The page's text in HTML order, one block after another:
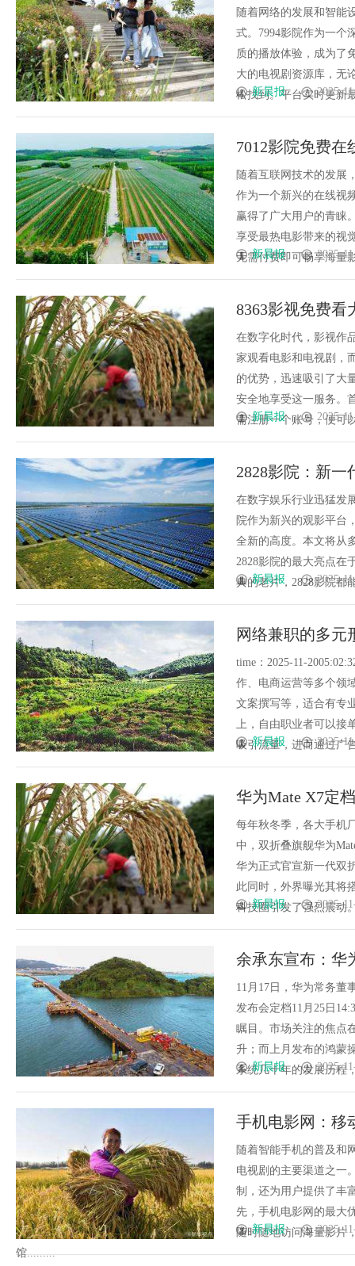
随着网络的发展和智能
式。7994影院作为一个
质的播放体验，成为了
大的电视剧资源库，无
松找到。平台实时更新
新晨报 2025-
7012影院免费
随着互联网技术的发展
作为一个新兴的在线视
赢得了广大用户的青睐
享受最热电影带来的视
无需付费即可畅享海量
新晨报 2025-
8363影视免费看
在数字化时代，影视作
家观看电影和电视剧，
的优势，迅速吸引了大
安全地享受这一服务。
需注册一个账号，便可
新晨报 2025-
2828影院：新一
在数字娱乐行业迅猛发
院作为新兴的观影平台
全新的高度。本文将从
2828影院的最大亮点在
典的老片，2828影院都
新晨报 2025-
网络兼职的多元
time：2025-11-
作、电商运营等多个领
文案撰写等，适合有专
上，自由职业者可以接
吸引流量，进而通过广
新晨报 2025-
华为Mate X7定
每年秋冬季，各大手机
中，双折叠旗舰华为
华为正式官宣新一代双
此同时，外界曝光其将
科技圈引发了强烈震动
新晨报 2025-
余承东宣布：华
11月17日，华为常务董
发布会定档11月25日
瞩目。市场关注的焦点
升；而上月发布的鸿蒙
系统几十年的发展历程
新晨报 2025-
手机电影网：移
随着智能手机的普及和
电视剧的主要渠道之一
制，还为用户提供了丰
先，手机电影网的最大
随时随地访问海量影片
馆.........
新晨报 2025-